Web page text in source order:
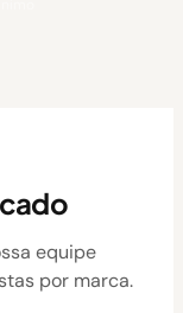
equipe
por marca.